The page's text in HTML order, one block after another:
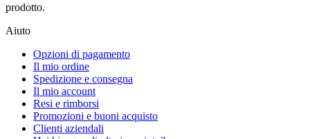
prodotto.
Aiuto
Opzioni di pagamento
Il mio ordine
Spedizione e consegna
Il mio account
Resi e rimborsi
Promozioni e buoni acquisto
Clienti aziendali